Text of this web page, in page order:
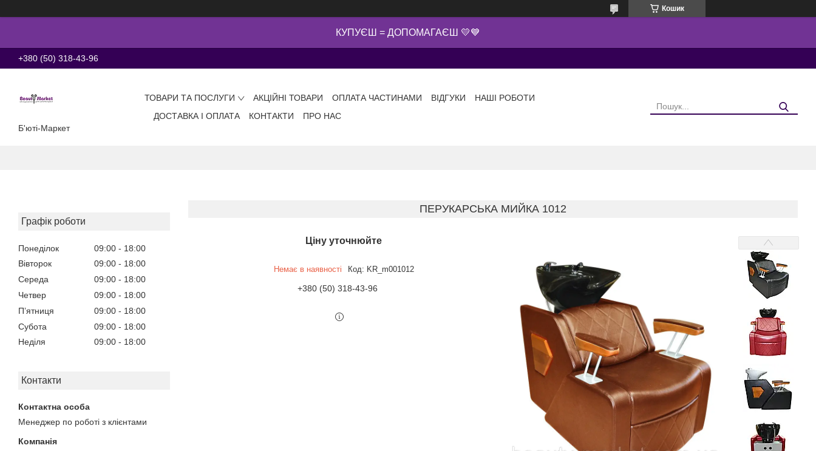
Кошик
КУПУЄШ = ДОПОМАГАЄШ 💛💙
+380 (50) 318-43-96
Б'юті-Маркет
ТОВАРИ ТА ПОСЛУГИ АКЦІЙНІ ТОВАРИ ОПЛАТА ЧАСТИНАМИ ВІДГУКИ
НАШІ РОБОТИ
ДОСТАВКА І ОПЛАТА
КОНТАКТИ ПРО НАС
Графік роботи
Понеділок 09:00
18:00
Вівторок
09:00
18:00
Середа
09:00
18:00
Четвер
09:00
18:00
Пʼятниця
09:00
18:00
Субота
09:00
18:00
Неділя
09:00 18:00
Контакти
Менеджер по роботі з клієнтами
ПЕРУКАРСЬКА МИЙКА 1012
Ціну уточнюйте
Немає в наявності Код: KR_m001012
+380 (50) 318-43-96